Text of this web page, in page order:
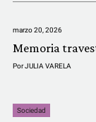
marzo 20, 2026
Memoria
PorJULIA VARELA
Sociedad